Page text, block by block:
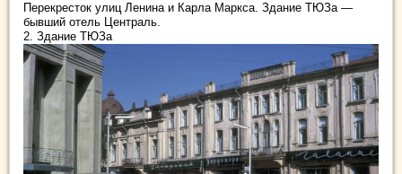
Перекресток улиц Ленина и Карла Маркса. Здание ТЮЗа —
бывший отель Централь.
2. Здание ТЮЗа